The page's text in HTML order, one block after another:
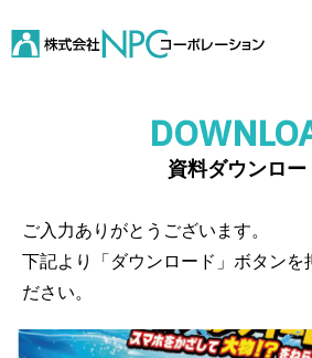
資料ダウンロー
ご入力ありがとうございます。
下記より「ダウンロード」ボタンを
ださい。